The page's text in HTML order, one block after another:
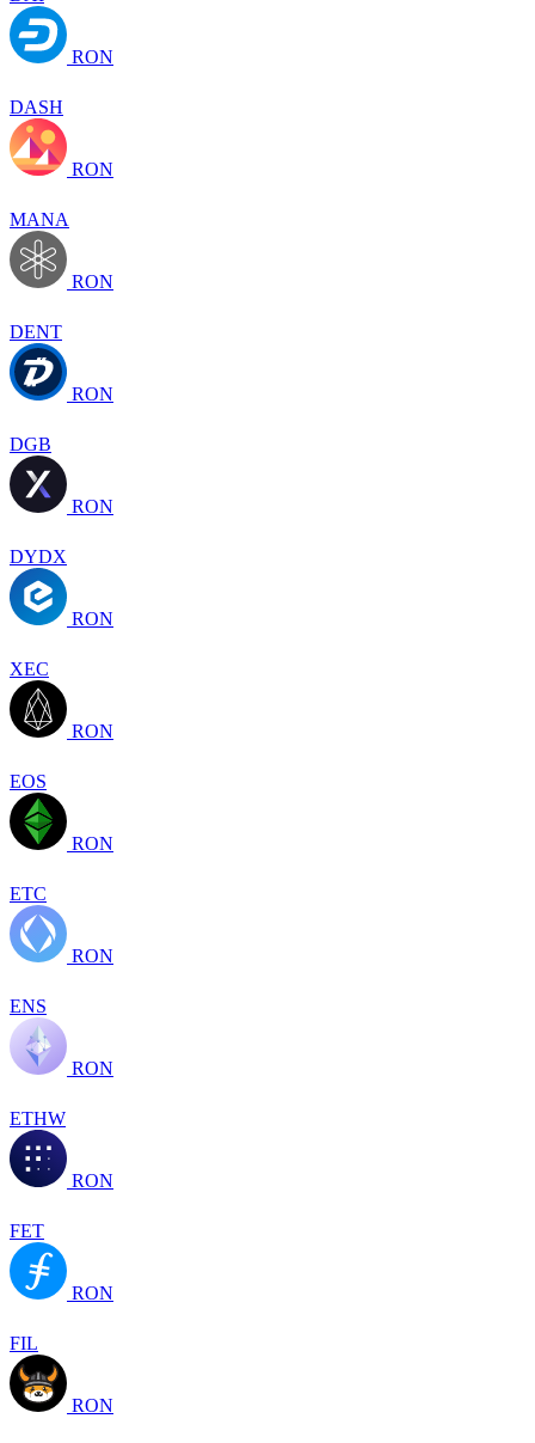
RON
DASH
RON
MANA
RON
DENT
RON
DGB
RON
DYDX
RON
XEC
RON
EOS
RON
ETC
RON
ENS
RON
ETHW
RON
FET
RON
FIL
RON